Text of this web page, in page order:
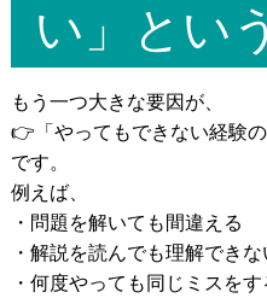
い」とい
もう一つ大きな要因が、
👉「やってもできない経験の
です。
例えば、
・問題を解いても間違える
・解説を読んでも理解できな
・何度やっても同じミスをす